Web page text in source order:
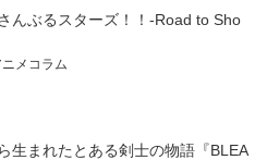
んぶるスターズ！！-Road to Sho
ニメコラム
生まれたとある剣士の物語『BLEA